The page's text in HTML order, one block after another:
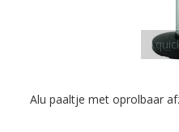
Alu paaltje met oprolbaar